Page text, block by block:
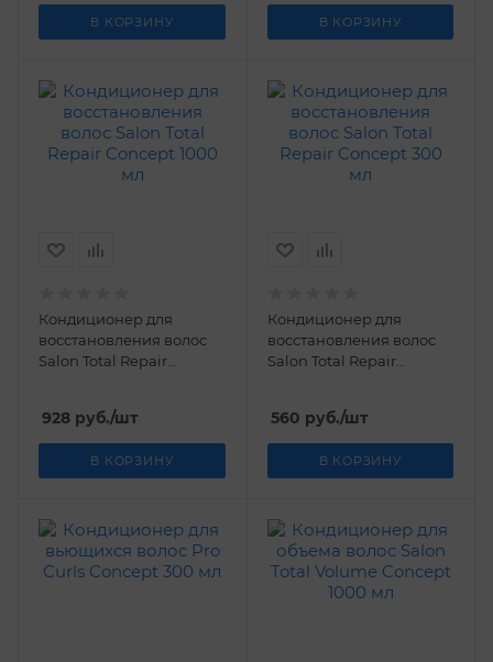
В КОРЗИНУ В КОРЗИНУ
Кондиционер для
восстановления волос
Salon Total Repair
928 руб./шт
В КОРЗИНУ
Кондиционер для
восстановления волос
Salon Total Repair
560 руб./шт
В КОРЗИНУ